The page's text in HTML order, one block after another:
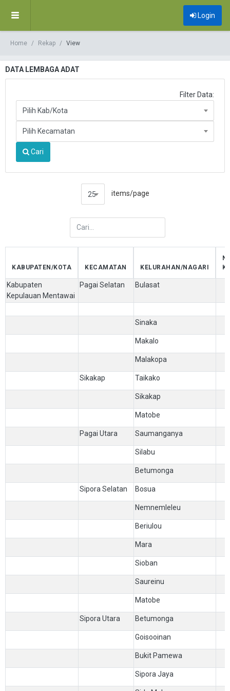
Login
Home Rekap View
DATA LEMBAGA ADAT
Filter Data:
Pilih Kab/Kota
Pilih Kecamatan
Cari
25 items/page
KABUPATEN/KOTA KECAMATAN KELURAHAN/NAGARI
Kabupaten
Kepulauan Mentawai
Pagai Selatan Bulasat
Sinaka
Makalo
Malakopa
Sikakap Taikako
Sikakap
Matobe
Pagai Utara Saumanganya
Silabu
Betumonga
Sipora Selatan Bosua
Nemnemleleu
Beriulou
Mara
Sioban
Saureinu
Matobe
Sipora Utara Betumonga
Goisooinan
Bukit Pamewa
Sipora Jaya